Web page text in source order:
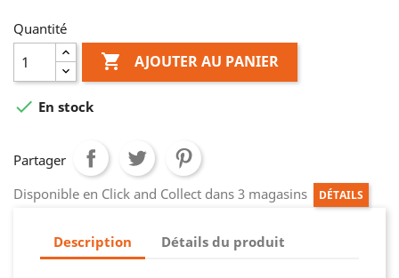
Quantité
 AJOUTER AU PANIER
 En stock
Partager
Disponible en Click and Collect dans 3 magasins
DÉTAILS
Description Détails du produit